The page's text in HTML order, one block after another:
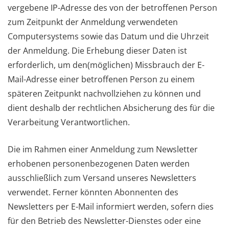
vergebene IP-Adresse des von der betroffenen Person
zum Zeitpunkt der Anmeldung verwendeten
Computersystems sowie das Datum und die Uhrzeit
der Anmeldung. Die Erhebung dieser Daten ist
erforderlich, um den(möglichen) Missbrauch der E-
Mail-Adresse einer betroffenen Person zu einem
späteren Zeitpunkt nachvollziehen zu können und
dient deshalb der rechtlichen Absicherung des für die
Verarbeitung Verantwortlichen.
Die im Rahmen einer Anmeldung zum Newsletter
erhobenen personenbezogenen Daten werden
ausschließlich zum Versand unseres Newsletters
verwendet. Ferner könnten Abonnenten des
Newsletters per E-Mail informiert werden, sofern dies
für den Betrieb des Newsletter-Dienstes oder eine